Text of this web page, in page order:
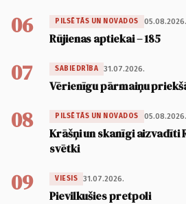
06 PILSĒTĀS UN NOVADOS 05.08.2026.
Rūjienas aptiekai – 185
07 SABIEDRĪBA 31.07.2026.
Vērienīgu pārmaiņu
08 PILSĒTĀS UN NOVADOS 05.08.2026.
Krāšņi un skanīgi aizvadīti
svētki
09 VIESIS 31.07.2026.
Pievilkušies pretpoli